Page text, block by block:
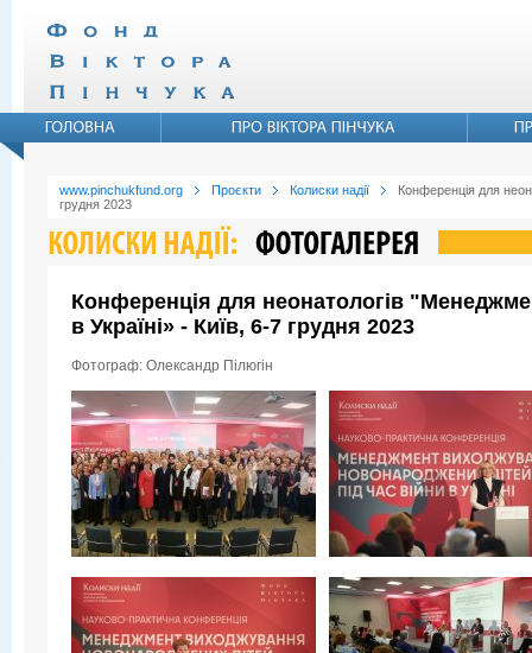
www.pinchukfund.org Проєкти Колиски надії
Конференція для
грудня 2023
Конференція для неонатологів
в Україні» - Київ, 6-7 грудня 2023
Фотограф: Олександр Пілюгін